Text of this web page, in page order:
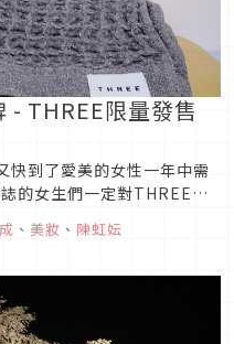
- THREE限量發售
到了愛美的女性一年中需
的女生們一定對THREE這
們家的卸妝油了。而
、 美妝 、 陳虹妘